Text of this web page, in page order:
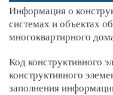
Информация о
системах и объектах
многоквартирного
Код конструктивного
конструктивного
заполнения